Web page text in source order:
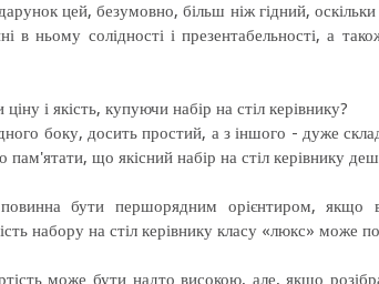
цей, безумовно, більш ніж гідний,
в ньому солідності і презентабельності, а
і якість, купуючи набір на стіл керівнику?
боку, досить простий, а з іншого - дуже
пам'ятати, що якісний набір на стіл керівнику
бути першорядним орієнтиром, якщо
набору на стіл керівнику класу «люкс» може
може бути надто високою, але, якщо